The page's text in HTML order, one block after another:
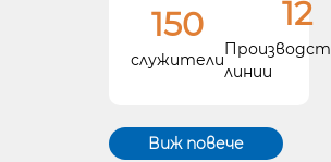
експерт от
Института по
материали на
на науките, създаде
150
служители
12
линии
Виж повече